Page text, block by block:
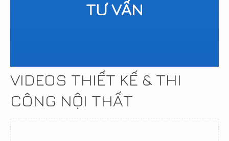
TƯ VẤN
VIDEOS THIẾT KẾ & THI
CÔNG NỘI THẤT